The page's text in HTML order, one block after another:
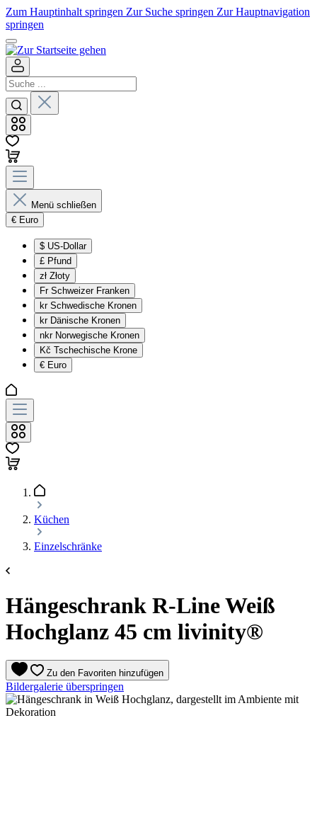
Zum Hauptinhalt springen Zur Suche springen Zur Hauptnavigation
springen
Menü schließen
€ Euro
$ US-Dollar
£ Pfund
zł Złoty
Fr Schweizer Franken
kr Schwedische Kronen
kr Dänische Kronen
nkr Norwegische Kronen
Kč Tschechische Krone
€ Euro
Küchen
Einzelschränke
Hängeschrank R-Line Weiß
Hochglanz 45 cm livinity®
Zu den Favoriten hinzufügen
Bildergalerie überspringen